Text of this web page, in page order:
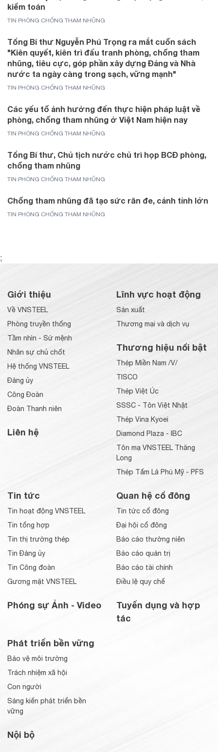
kiểm toán
TIN PHÒNG CHỐNG THAM NHŨNG
Tổng Bí thư Nguyễn Phú Trọng ra mắt cuốn sách
"Kiên quyết, kiên trì đấu tranh phòng, chống tham
nhũng, tiêu cực, góp phần xây dựng Đảng và Nhà
nước ta ngày càng trong sạch, vững mạnh"
TIN PHÒNG CHỐNG THAM NHŨNG
Các yếu tố ảnh hưởng đến thực hiện pháp luật về
phòng, chống tham nhũng ở Việt Nam hiện nay
TIN PHÒNG CHỐNG THAM NHŨNG
Tổng Bí thư, Chủ tịch nước chủ trì họp BCĐ phòng,
chống tham nhũng
TIN PHÒNG CHỐNG THAM NHŨNG
Chống tham nhũng đã tạo sức răn đe, cảnh tỉnh lớn
TIN PHÒNG CHỐNG THAM NHŨNG
;
Giới thiệu
Về VNSTEEL
Phòng truyền thống
Tầm nhìn - Sứ mệnh
Nhân sự chủ chốt
Hệ thống VNSTEEL
Đảng ủy
Công Đoàn
Đoàn Thanh niên
Liên hệ
Lĩnh vực hoạt động
Sản xuất
Thương mại và dịch vụ
Thương hiệu nổi bật
Thép Miền Nam /V/
TISCO
Thép Việt Úc
SSSC - Tôn Việt Nhật
Thép Vina Kyoei
Diamond Plaza - IBC
Tôn mạ VNSTEEL Thăng
Long
Thép Tấm Lá Phú Mỹ - PFS
Tin tức
Tin hoạt động VNSTEEL
Tin tổng hợp
Tin thị trường thép
Tin Đảng ủy
Tin Công đoàn
Gương mặt VNSTEEL
Phóng sự Ảnh - Video
Quan hệ cổ đông
Tin tức cổ đông
Đại hội cổ đông
Báo cáo thường niên
Báo cáo quản trị
Báo cáo tài chính
Điều lệ quy chế
Tuyển dụng và hợp
tác
Phát triển bền vững
Bảo vệ môi trường
Trách nhiệm xã hội
Con người
Sáng kiến phát triển bền
vững
Nội bộ